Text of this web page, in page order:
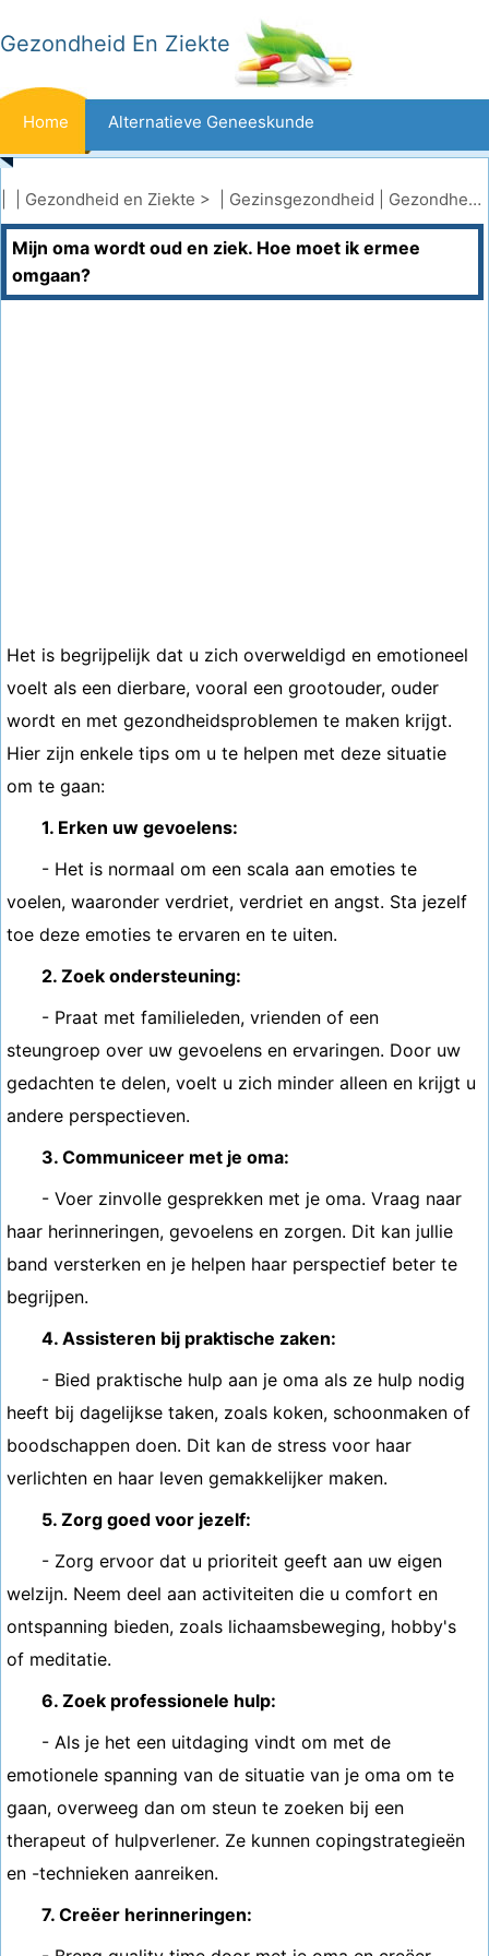
Gezondheid En Ziekte
Home Alternatieve Geneeskunde
Beten En Steken Kanker
Aandoeningen En Behandelingen Mond- En Tandzorg
Gezondheid en Ziekte > | Gezinsgezondheid Gezondheid van senioren
Mijn oma wordt oud en ziek. Hoe moet ik ermee
omgaan?
Het is begrijpelijk dat u zich overweldigd en emotioneel
voelt als een dierbare, vooral een grootouder, ouder
wordt en met gezondheidsproblemen te maken krijgt.
Hier zijn enkele tips om u te helpen met deze situatie
om te gaan:
1. Erken uw gevoelens:
- Het is normaal om een ​​scala aan emoties te
voelen, waaronder verdriet, verdriet en angst. Sta jezelf
toe deze emoties te ervaren en te uiten.
2. Zoek ondersteuning:
- Praat met familieleden, vrienden of een
steungroep over uw gevoelens en ervaringen. Door uw
gedachten te delen, voelt u zich minder alleen en krijgt u
andere perspectieven.
3. Communiceer met je oma:
- Voer zinvolle gesprekken met je oma. Vraag naar
haar herinneringen, gevoelens en zorgen. Dit kan jullie
band versterken en je helpen haar perspectief beter te
begrijpen.
4. Assisteren bij praktische zaken:
- Bied praktische hulp aan je oma als ze hulp nodig
heeft bij dagelijkse taken, zoals koken, schoonmaken of
boodschappen doen. Dit kan de stress voor haar
verlichten en haar leven gemakkelijker maken.
5. Zorg goed voor jezelf:
- Zorg ervoor dat u prioriteit geeft aan uw eigen
welzijn. Neem deel aan activiteiten die u comfort en
ontspanning bieden, zoals lichaamsbeweging, hobby's
of meditatie.
6. Zoek professionele hulp:
- Als je het een uitdaging vindt om met de
emotionele spanning van de situatie van je oma om te
gaan, overweeg dan om steun te zoeken bij een
therapeut of hulpverlener. Ze kunnen copingstrategieën
en -technieken aanreiken.
7. Creëer herinneringen: